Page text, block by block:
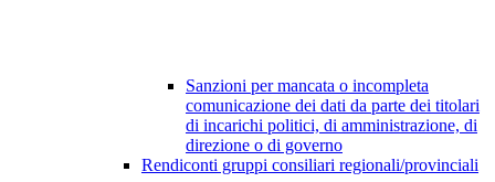
Sanzioni per mancata o incompleta
comunicazione dei dati da parte dei titolari
di incarichi politici, di amministrazione, di
direzione o di governo
Rendiconti gruppi consiliari regionali/provinciali